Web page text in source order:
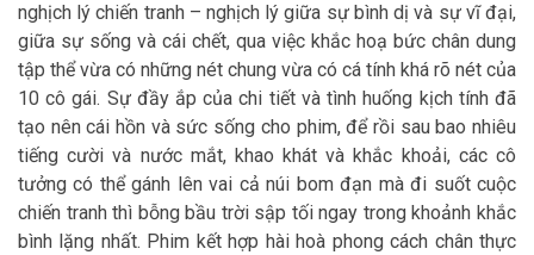
nghịch lý chiến tranh – nghịch lý giữa sự bình dị và sự vĩ đại,
giữa sự sống và cái chết, qua việc khắc hoạ bức chân dung
tập thể vừa có những nét chung vừa có cá tính khá rõ nét của
10 cô gái. Sự đầy ắp của chi tiết và tình huống kịch tính đã
tạo nên cái hồn và sức sống cho phim, để rồi sau bao nhiêu
tiếng cười và nước mắt, khao khát và khắc khoải, các cô
tưởng có thể gánh lên vai cả núi bom đạn mà đi suốt cuộc
chiến tranh thì bỗng bầu trời sập tối ngay trong khoảnh khắc
bình lặng nhất. Phim kết hợp hài hoà phong cách chân thực